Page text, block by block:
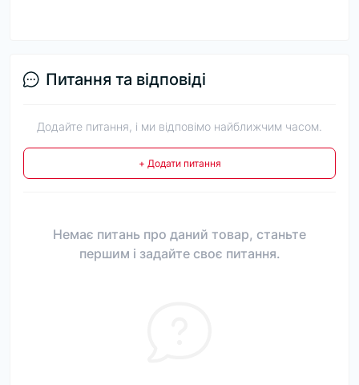
Питання та відповіді
Додайте питання, і ми відповімо найближчим часом.
+ Додати питання
Немає питань про даний товар, станьте
першим і задайте своє питання.